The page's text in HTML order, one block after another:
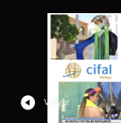
Volver